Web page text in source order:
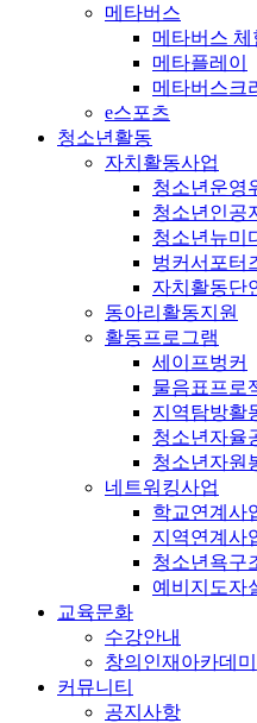
메타버스
메타버스 체
메타플레이
메타버스크
e스포츠
청소년활동
자치활동사업
청소년운영
청소년인공
청소년뉴미
벙커서포터
자치활동단
동아리활동지원
활동프로그램
세이프벙커
물음표프로
지역탐방활
청소년자율
청소년자원
네트워킹사업
학교연계사
지역연계사
청소년욕구
예비지도자
교육문화
수강안내
창의인재아카데미
커뮤니티
공지사항